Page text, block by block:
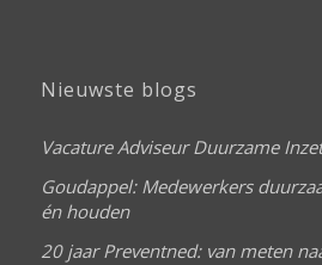
Nieuwste blogs
Vacature Adviseur Duurzame
Goudappel: Medewerkers
én houden
20 jaar Preventned: van meten